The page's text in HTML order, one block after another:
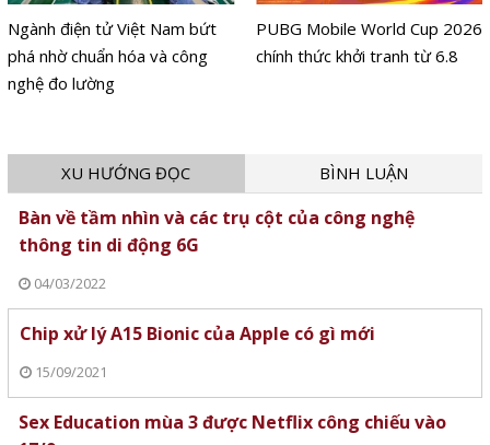
Ngành điện tử Việt Nam bứt
phá nhờ chuẩn hóa và công
nghệ đo lường
PUBG Mobile World Cup 2026
chính thức khởi tranh từ 6.8
XU HƯỚNG ĐỌC BÌNH LUẬN
Bàn về tầm nhìn và các trụ cột của công nghệ
thông tin di động 6G
04/03/2022
Chip xử lý A15 Bionic của Apple có gì mới
15/09/2021
Sex Education mùa 3 được Netflix công chiếu vào